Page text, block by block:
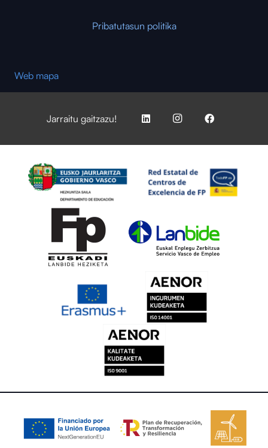
Pribatutasun politika
Web mapa
Jarraitu gaitzazu!